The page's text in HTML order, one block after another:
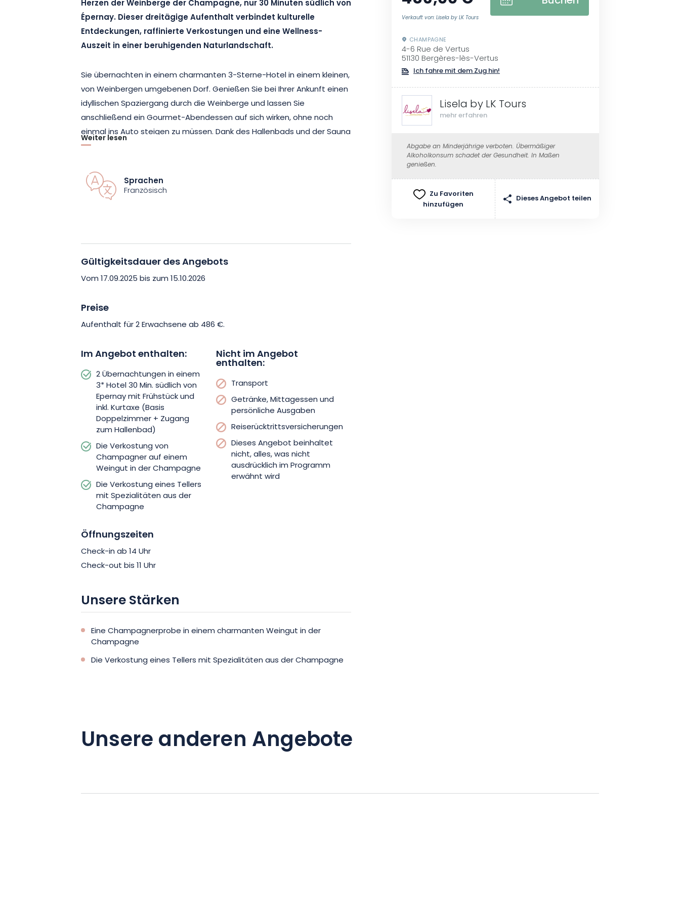
Herzen der Weinberge der Champagne, nur 30 Minuten südlich von
Épernay. Dieser dreitägige Aufenthalt verbindet kulturelle
Entdeckungen, raffinierte Verkostungen und eine Wellness-
Auszeit in einer beruhigenden Naturlandschaft.
Sie übernachten in einem charmanten 3-Sterne-Hotel in einem kleinen,
von Weinbergen umgebenen Dorf. Genießen Sie bei Ihrer Ankunft einen
idyllischen Spaziergang durch die Weinberge und lassen Sie
anschließend ein Gourmet-Abendessen auf sich wirken, ohne noch
einmal ins Auto steigen zu müssen. Dank des Hallenbads und der Sauna
des Hotels erwartet Sie zudem ein Moment purer Entspannung.
Am nächsten Tag geht es weiter nach Épernay, der „Hauptstadt des
Champagners“, und ihrer von der UNESCO geschützten Avenue de
Champagne. Besichtigen Sie ein Schloss im Neorenaissance-Stil und
Hautvillers, die Wiege des Champagners, oder Verzenay mit seinem
Écomusée de la Vigne entdecken können. Als Tipp: Beenden Sie Ihre
Reise mit einem Besuch in Reims und seiner berühmten Kathedrale.
Sind Sie bereit, den Zauber der Champagne zu erleben? Buchen Sie
jetzt Ihren Kurzurlaub und lassen Sie sich von der Lebensart der
Weiter lesen
Sprachen
Französisch
Gültigkeitsdauer des Angebots
Vom 17.09.2025 bis zum 15.10.2026
Preise
Aufenthalt für 2 Erwachsene ab 486 €.
Im Angebot enthalten:
2 Übernachtungen in einem
3* Hotel 30 Min. südlich von
Epernay mit Frühstück und
inkl. Kurtaxe (Basis
Doppelzimmer + Zugang
zum Hallenbad)
Die Verkostung von
Champagner auf einem
Weingut in der Champagne
Die Verkostung eines Tellers
mit Spezialitäten aus der
Champagne
Nicht im Angebot
enthalten:
Transport
Getränke, Mittagessen und
persönliche Ausgaben
Reiserücktrittsversicherungen
Dieses Angebot beinhaltet
nicht, alles, was nicht
ausdrücklich im Programm
erwähnt wird
Öffnungszeiten
Check-in ab 14 Uhr
Check-out bis 11 Uhr
Unsere Stärken
Eine Champagnerprobe in einem charmanten Weingut in der
Champagne
Die Verkostung eines Tellers mit Spezialitäten aus der Champagne
Verkauft von: Lisela by LK Tours
CHAMPAGNE
4-6 Rue de Vertus
51130 Bergères-lès-Vertus
Ich fahre mit dem Zug hin!
Lisela by LK Tours
mehr erfahren
Abgabe an Minderjährige verboten. Übermäßiger
Alkoholkonsum schadet der Gesundheit. In Maßen
genießen.
Zu Favoriten
hinzufügen
Dieses Angebot teilen
Unsere anderen Angebote